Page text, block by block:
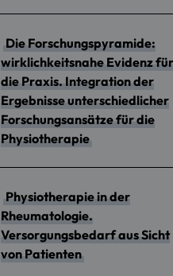
Die Forschungspyramide:
wirklichkeitsnahe Evidenz für
die Praxis. Integration der
Ergebnisse unterschiedlicher
Forschungsansätze für die
Physiotherapie
Physiotherapie in der
Rheumatologie.
Versorgungsbedarf aus Sicht
von Patienten